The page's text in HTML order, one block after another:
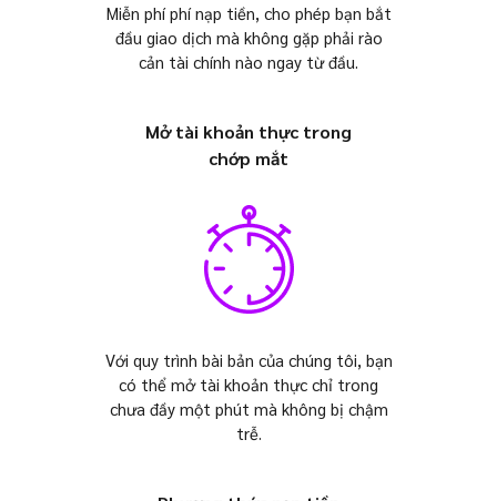
Miễn phí phí nạp tiền, cho phép bạn bắt
đầu giao dịch mà không gặp phải rào
cản tài chính nào ngay từ đầu.
Mở tài khoản thực trong
chớp mắt
Với quy trình bài bản của chúng tôi, bạn
có thể mở tài khoản thực chỉ trong
chưa đầy một phút mà không bị chậm
trễ.